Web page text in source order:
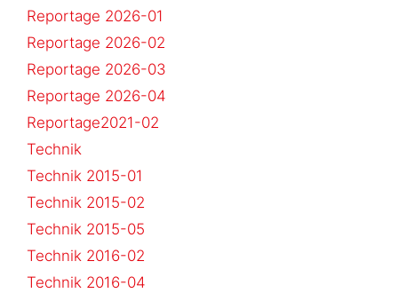
Reportage 2026-01
Reportage 2026-02
Reportage 2026-03
Reportage 2026-04
Reportage2021-02
Technik
Technik 2015-01
Technik 2015-02
Technik 2015-05
Technik 2016-02
Technik 2016-04